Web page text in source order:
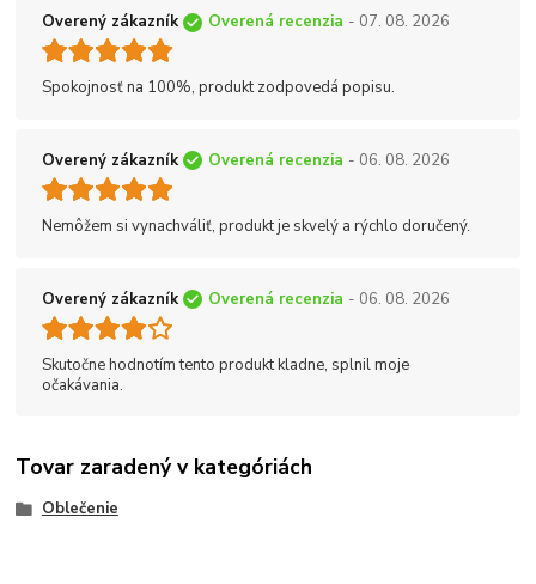
Overený zákazník Overená recenzia - 07. 08. 2026
Spokojnosť na 100%, produkt zodpovedá popisu.
Overený zákazník Overená recenzia - 06. 08. 2026
Nemôžem si vynachváliť, produkt je skvelý a rýchlo doručený.
Overený zákazník Overená recenzia - 06. 08. 2026
Skutočne hodnotím tento produkt kladne, splnil moje
očakávania.
Tovar zaradený v kategóriách
Oblečenie